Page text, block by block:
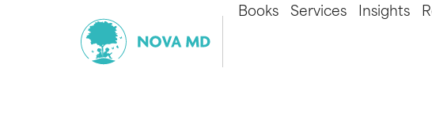
Books Services Insights